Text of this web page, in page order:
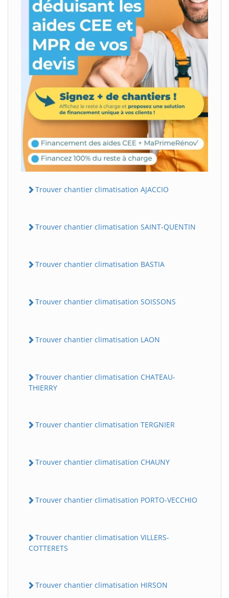
Trouver chantier climatisation AJACCIO
Trouver chantier climatisation SAINT-QUENTIN
Trouver chantier climatisation BASTIA
Trouver chantier climatisation SOISSONS
Trouver chantier climatisation LAON
Trouver chantier climatisation CHATEAU-
THIERRY
Trouver chantier climatisation TERGNIER
Trouver chantier climatisation CHAUNY
Trouver chantier climatisation PORTO-VECCHIO
Trouver chantier climatisation VILLERS-
COTTERETS
Trouver chantier climatisation HIRSON